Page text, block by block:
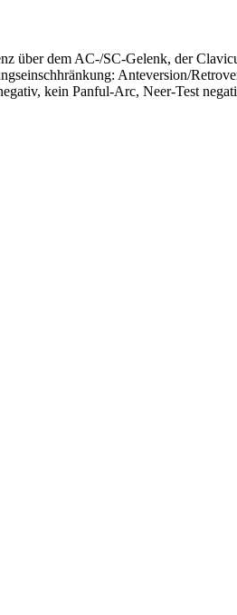
über dem AC-/SC-Gelenk, der
Anteversion/
kein Panful-Arc, Neer-Test